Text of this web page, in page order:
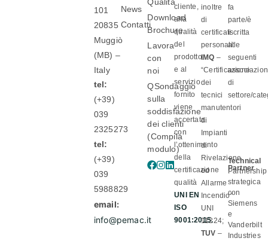
101
20835
Muggiò
(MB) –
Italy
tel:
(+39)
039
2325273
tel:
(+39)
039
5988829
email:
info@pemac.it
News
Contatti
Download
Brochure
Lavora
con
noi
QSondaggio
sulla
soddisfazione
dei clienti
(Compila
modulo)
cliente,
alla
qualità
del
prodotto
e al
servizio
fornito
viene
accertata
con
l’ottenimento
della
certificazione
qualità
UNI EN
ISO
9001:2015.
inoltre
di
certificati
personali:
IMQ –
“Certificazione
dei
tecnici
manutentori
di
Impianti
di
Rivelazione
ed
Allarme
Incendio”
UNI
11224;
TUV –
fa
parte/è
iscritta
alle
seguenti
di
settore/
Technical
Partner
Partnership
strategica
con
Siemens
e
Vanderbilt
Industries